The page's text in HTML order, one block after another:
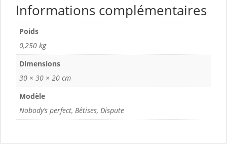
Informations complémentaires
Poids
0,250 kg
Dimensions
30 × 30 × 20 cm
Modèle
Nobody’s perfect, Bêtises, Dispute